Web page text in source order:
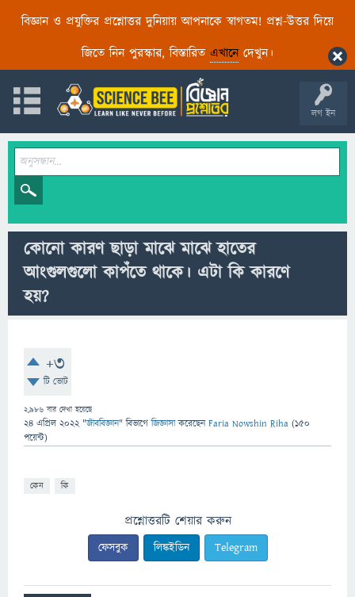
বিজ্ঞান ও প্রযুক্তির প্রশ্নোত্তর দুনিয়ায় আপনাকে স্বাগতম! প্রশ্ন-উত্তর দিয়ে
জিতে নিন পুরস্কার, বিস্তারিত এখানেদেখুন।
লগ ইন
কোনো কারণ ছাড়া মাঝে মাঝে হাতের
আংগুলগুলো কাপঁতে থাকে। এটা কি কারণে
হয়?
+3
টি ভোট
2,986 বার দেখা হয়েছে
24 এপ্রিল 2022 "জীববিজ্ঞান" বিভাগে জিজ্ঞাসাকরেছেনFaria Nowshin Riha (150
পয়েন্ট)
কেন কি
প্রশ্নোত্তরটি শেয়ার করুন
ফেসবুক লিঙ্কইডিন Telegram